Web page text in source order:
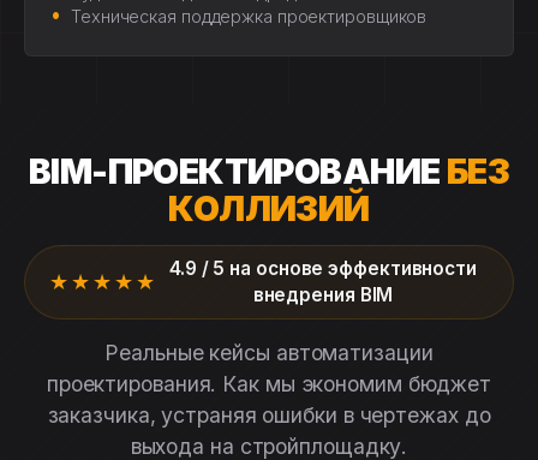
Техническая поддержка проектировщиков
BIM-ПРОЕКТИРОВАНИЕ БЕЗ
КОЛЛИЗИЙ
★★★★★
4.9 / 5 на основе эффективности
внедрения BIM
Реальные кейсы автоматизации
проектирования. Как мы экономим бюджет
заказчика, устраняя ошибки в чертежах до
выхода на стройплощадку.